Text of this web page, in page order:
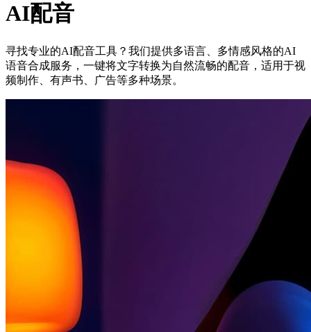
AI配音
寻找专业的AI配音工具？我们提供多语言、多情感风格的AI
语音合成服务，一键将文字转换为自然流畅的配音，适用于视
频制作、有声书、广告等多种场景。